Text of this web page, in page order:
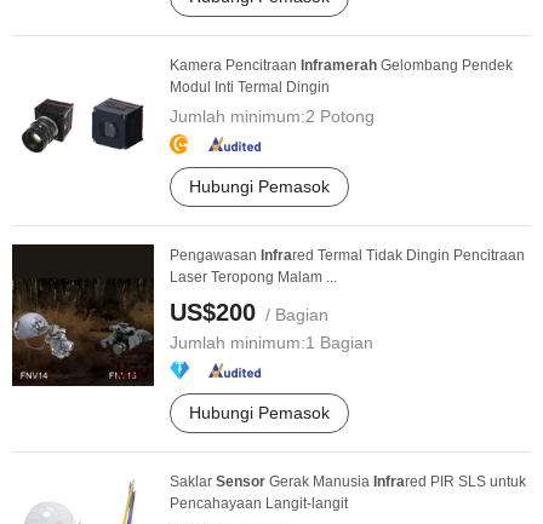
Kamera Pencitraan Inframerah Gelombang Pendek
Modul Inti Termal Dingin
Jumlah minimum:2 Potong
Hubungi Pemasok
Pengawasan Infrared Termal Tidak Dingin Pencitraan
Laser Teropong Malam ...
US$200 / Bagian
Jumlah minimum:1 Bagian
Hubungi Pemasok
Saklar Sensor Gerak Manusia Infrared PIR SLS untuk
Pencahayaan Langit-langit